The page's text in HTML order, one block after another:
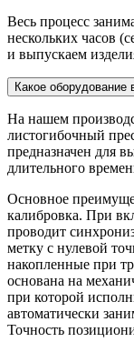
Весь процесс
нескольких часов
и выпускаем
Какое оборудование
На нашем
листогибочный
предназначен для
длительного
Основное
калибровка. При
проводит
метку с нулевой
накопленные при
основана на
при которой
автоматически
Точность